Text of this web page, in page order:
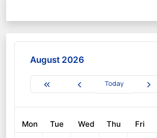
August 2026
Today
Mon Tue Wed Thu Fri